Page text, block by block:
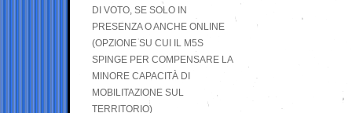
DI VOTO, SE SOLO IN
PRESENZA O ANCHE ONLINE
(OPZIONE SU CUI IL M5S
SPINGE PER COMPENSARE LA
MINORE CAPACITÀ DI
MOBILITAZIONE SUL
TERRITORIO)